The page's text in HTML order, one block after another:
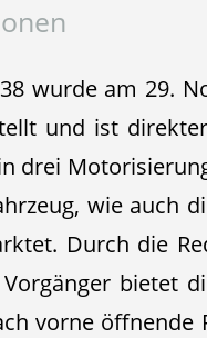
wurde am 29.
und ist
drei
wie auch
Durch die
bietet
vorne